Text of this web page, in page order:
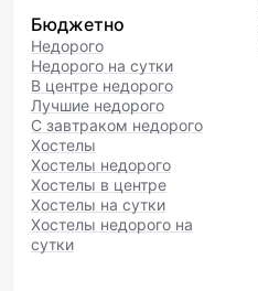
Бюджетно
Недорого
Недорого на сутки
В центре недорого
Лучшие недорого
С завтраком недорого
Хостелы
Хостелы недорого
Хостелы в центре
Хостелы на сутки
Хостелы недорого на
сутки